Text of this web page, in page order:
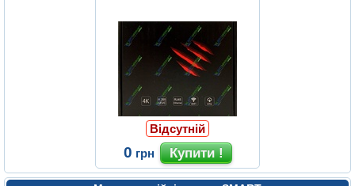
Відсутній
0 грн